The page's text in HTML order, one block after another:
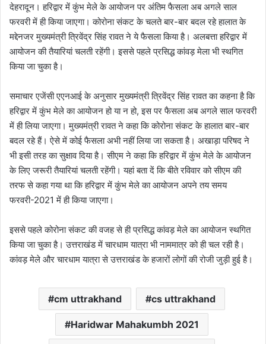
देहरादून। हरिद्वार में कुंभ मेले के आयोजन पर अंतिम फैसला अब अगले साल
फरवरी में ही किया जाएगा। कोरोना संकट के चलते बार-बार बदल रहे हालात के
मद्देनजर मुख्यमंत्री त्रिवेंद्र सिंह रावत ने ये फैसला किया है। अलबत्ता हरिद्वार में
आयोजन की तैयारियां चलती रहेंगी। इससे पहले प्रसिद्ध कांवड़ मेला भी स्थगित
किया जा चुका है।
समाचार एजेंसी एएनआई के अनुसार मुख्यमंत्री त्रिवेंद्र सिंह रावत का कहना है कि
हरिद्वार में कुंभ मेले का आयोजन हो या न हो, इस पर फैसला अब अगले साल फरवरी
में ही लिया जाएगा। मुख्यमंत्री रावत ने कहा कि कोरोना संकट के हालात बार-बार
बदल रहे हैं। ऐसे में कोई फैसला अभी नहीं लिया जा सकता है। अखाड़ा परिषद ने
भी इसी तरह का सुक्षाव दिया है। सीएम ने कहा कि हरिद्वार में कुंभ मेले के आयोजन
के लिए जरूरी तैयारियां चलती रहेंगी। यहां बता दें कि बीते रविवार को सीएम की
तरफ से कहा गया था कि हरिद्वार में कुंभ मेले का आयोजन अपने तय समय
फरवरी-2021 में ही किया जाएगा।
इससे पहले कोरोना संकट की वजह से ही प्रसिद्ध कांवड़ मेले का आयोजन स्थगित
किया जा चुका है। उत्तराखंड में चारधाम यात्रा भी नाममात्र को ही चल रही है।
कांवड़ मेले और चारधाम यात्रा से उत्तराखंड के हजारों लोगों की रोजी जुड़ी हुई है।
cm uttrakhand cs uttrakhand
Haridwar Mahakumbh 2021